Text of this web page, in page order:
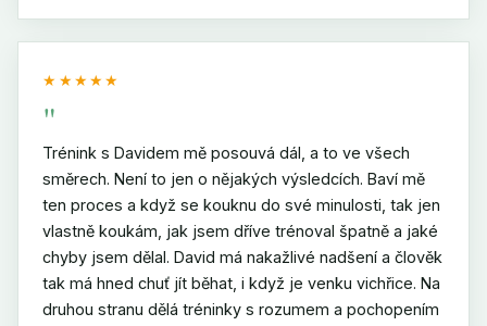
★★★★★
"
Trénink s Davidem mě posouvá dál, a to ve všech
směrech. Není to jen o nějakých výsledcích. Baví mě
ten proces a když se kouknu do své minulosti, tak jen
vlastně koukám, jak jsem dříve trénoval špatně a jaké
chyby jsem dělal. David má nakažlivé nadšení a člověk
tak má hned chuť jít běhat, i když je venku vichřice. Na
druhou stranu dělá tréninky s rozumem a pochopením